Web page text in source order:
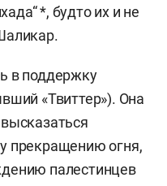
*, будто их и не
в поддержку
«Твиттер»). Она
прекращению огня,
палестинцев